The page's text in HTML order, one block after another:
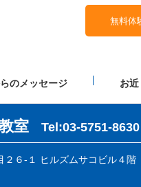
無料体
のメッセージ お
室 Tel:03-5751-8630
６-１ ヒルズムサコビル４階